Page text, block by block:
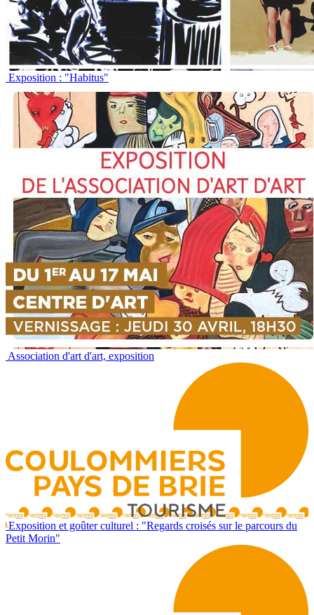
Exposition : "Habitus"
Association d'art d'art, exposition
Exposition et goûter culturel : "Regards croisés sur le parcours du
Petit Morin"